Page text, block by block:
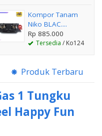
Kompor Tanam
Niko BLAC....
Rp 885.000
Tersedia / Ko124
Produk Terbaru
1 Tungku
Happy Fun